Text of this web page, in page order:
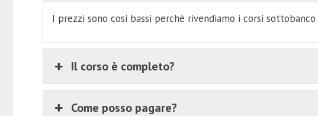
I prezzi sono cosi bassi perchè rivendiamo i corsi sottobanco
Il corso è completo?
Come posso pagare?